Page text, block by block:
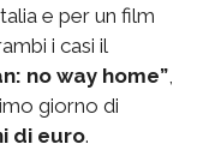
e per un film
i casi il
no way home”,
giorno di
di euro.